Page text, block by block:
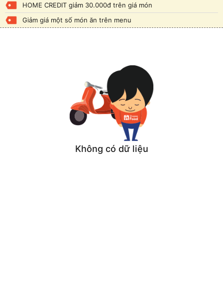
HOME CREDIT giảm 30.000đ trên giá món
Giảm giá một số món ăn trên menu
Không có dữ liệu